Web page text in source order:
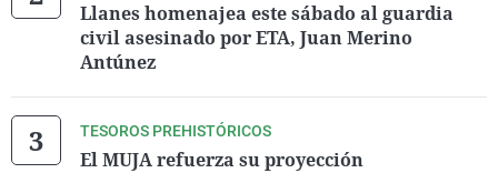
Llanes homenajea este sábado al guardia
civil asesinado por ETA, Juan Merino
Antúnez
TESOROS PREHISTÓRICOS
El MUJA refuerza su proyección